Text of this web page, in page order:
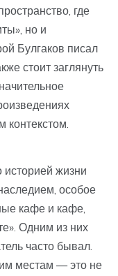
где
но и
Булгаков писал
стоит заглянуть
контекстом.
историей жизни
особое
кафе и кафе,
Одним из них
часто бывал.
местам — это не